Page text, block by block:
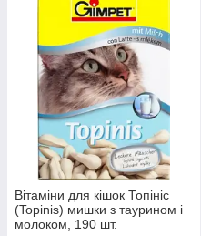
Вітаміни для кішок Топініс
(Topinis) мишки з таурином і
молоком, 190 шт.